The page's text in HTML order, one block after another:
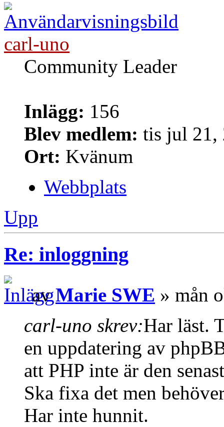
carl-uno
Community Leader
Inlägg: 156
Blev medlem: tis jul 21,
Ort: Kvänum
Webbplats
Upp
Re: inloggning
avMarie SWE » mån
carl-uno skrev:Har läst.
en uppdatering av
att PHP inte är den
Ska fixa det men
Har inte hunnit.